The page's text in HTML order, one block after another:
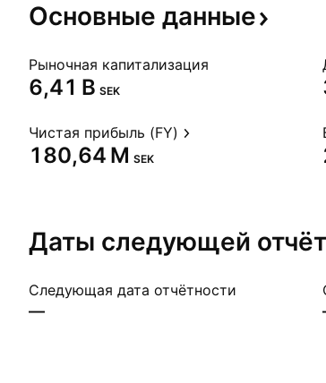
Основные данные
Рыночная капитализация
‪6,41 B‬ SEK
Чистая прибыль (FY)
‪180,64 M‬ SEK
Даты следующей
Следующая дата отчётности
—